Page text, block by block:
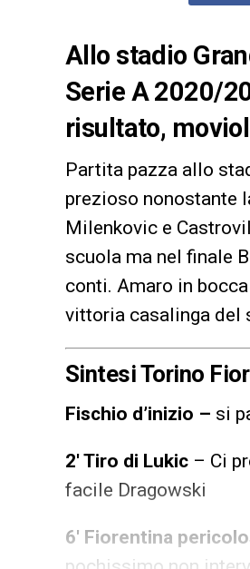
Allo stadio
Serie A 2020/
risultato,
Partita pazza allo
prezioso nonostante
Milenkovic e
scuola ma nel finale
conti. Amaro in
vittoria casalinga del
Sintesi Torino
Fischio d’inizio – si
2′ Tiro di Lukic – Ci
facile Dragowski
6′ Fiorentina